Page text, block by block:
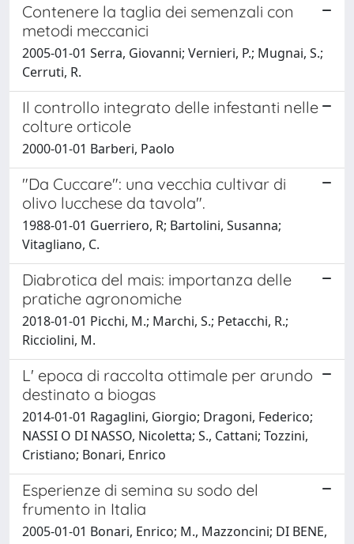
Contenere la taglia dei semenzali con
metodi meccanici
2005-01-01 Serra, Giovanni; Vernieri, P.; Mugnai, S.;
Cerruti, R.
Il controllo integrato delle infestanti nelle
colture orticole
2000-01-01 Barberi, Paolo
"Da Cuccare": una vecchia cultivar di
olivo lucchese da tavola".
1988-01-01 Guerriero, R; Bartolini, Susanna;
Vitagliano, C.
Diabrotica del mais: importanza delle
pratiche agronomiche
2018-01-01 Picchi, M.; Marchi, S.; Petacchi, R.;
Ricciolini, M.
L' epoca di raccolta ottimale per arundo
destinato a biogas
2014-01-01 Ragaglini, Giorgio; Dragoni, Federico;
NASSI O DI NASSO, Nicoletta; S., Cattani; Tozzini,
Cristiano; Bonari, Enrico
Esperienze di semina su sodo del
frumento in Italia
2005-01-01 Bonari, Enrico; M., Mazzoncini; DI BENE,